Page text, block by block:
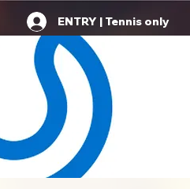
ENTRY | Tennis only